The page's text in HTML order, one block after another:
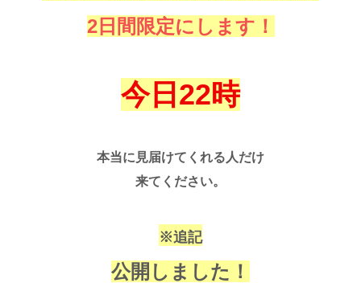
2日間限定にします！
今日22時
本当に見届けてくれる人だけ
来てください。
※追記
公開しました！